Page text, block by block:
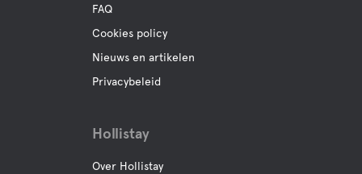
FAQ
Cookies policy
Nieuws en artikelen
Privacybeleid
Hollistay
Over Hollistay